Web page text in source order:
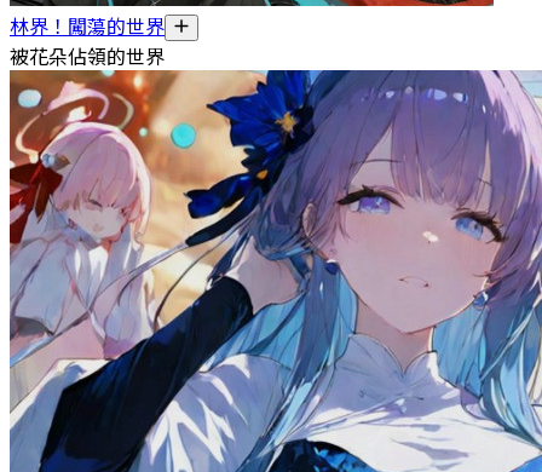
林界！闖蕩的世界
被花朵佔領的世界